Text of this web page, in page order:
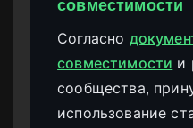
совместимости
Согласно
совместимости и
сообщества,
использование